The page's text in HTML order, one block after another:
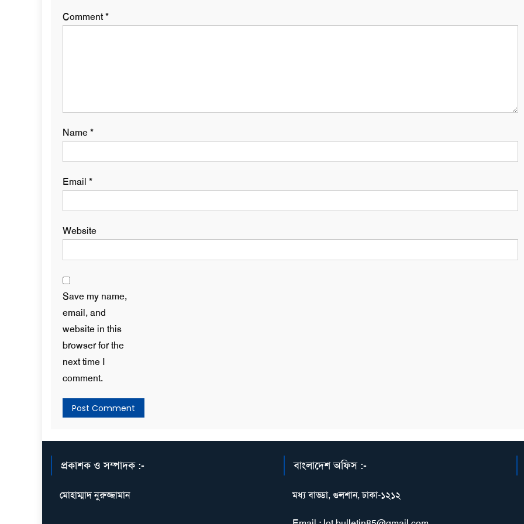
Comment*
Name*
Email *
Website
Save my name,
email, and
website in this
browser for the
next time I
comment.
প্রকাশক ও সম্পাদক :-
মোহাম্মাদ নুরুজ্জামান
বাংলাদেশ অফিস :-
মধ্য বাড্ডা, গুলশান, ঢাকা-১২১২